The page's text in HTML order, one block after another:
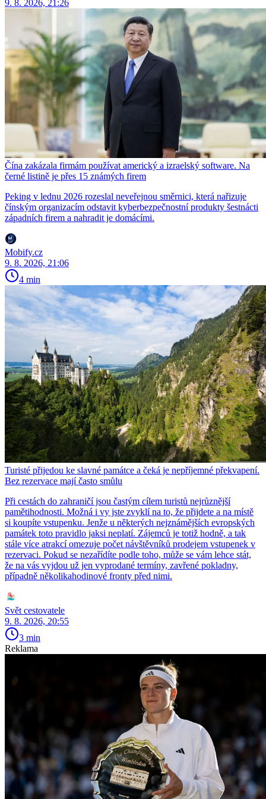
9. 8. 2026, 21:26
Čína zakázala firmám používat americký a izraelský software. Na
černé listině je přes 15 známých firem
Peking v lednu 2026 rozeslal neveřejnou směrnici, která nařizuje
čínským organizacím odstavit kyberbezpečnostní produkty šestnácti
západních firem a nahradit je domácími.
Mobify.cz
9. 8. 2026, 21:06
4 min
Turisté přijedou ke slavné památce a čeká je nepříjemné překvapení.
Bez rezervace mají často smůlu
Při cestách do zahraničí jsou častým cílem turistů nejrůznější
pamětihodnosti. Možná i vy jste zvyklí na to, že přijdete a na místě
si koupíte vstupenku. Jenže u některých nejznámějších evropských
památek toto pravidlo jaksi neplatí. Zájemců je totiž hodně, a tak
stále více atrakcí omezuje počet návštěvníků prodejem vstupenek v
rezervaci. Pokud se nezařídíte podle toho, může se vám lehce stát,
že na vás vyjdou už jen vyprodané termíny, zavřené pokladny,
případně několikahodinové fronty před nimi.
Svět cestovatele
9. 8. 2026, 20:55
3 min
Reklama